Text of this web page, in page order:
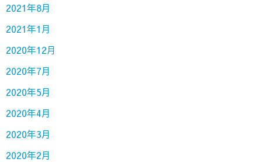
2021年8月
2021年1月
2020年12月
2020年7月
2020年5月
2020年4月
2020年3月
2020年2月